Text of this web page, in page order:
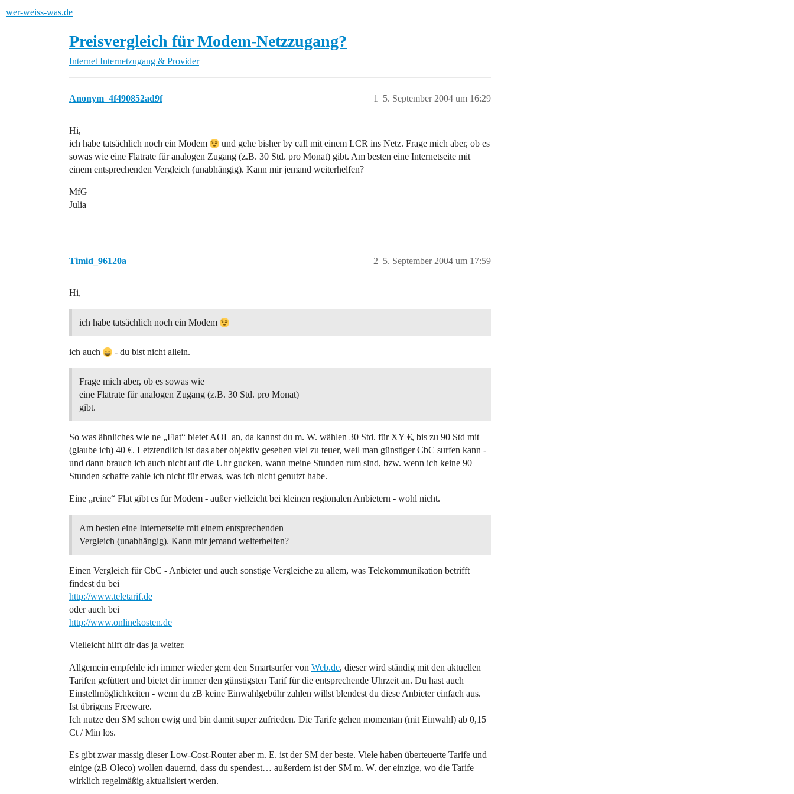
wer-weiss-was.de
Preisvergleich für Modem-Netzzugang?
Internet Internetzugang & Provider
Anonym_4f490852ad9f 5. September 2004 um 16:29
1
Hi,
ich habe tatsächlich noch ein Modem
und gehe bisher by call mit einem LCR ins Netz. Frage mich aber, ob es
sowas wie eine Flatrate für analogen Zugang (z.B. 30 Std. pro Monat) gibt. Am besten eine Internetseite mit
einem entsprechenden Vergleich (unabhängig). Kann mir jemand weiterhelfen?
MfG
Julia
Timid_96120a 5. September 2004 um 17:59
2
Hi,
ich habe tatsächlich noch ein Modem
ich auch - du bist nicht allein.
Frage mich aber, ob es sowas wie
eine Flatrate für analogen Zugang (z.B. 30 Std. pro Monat)
gibt.
So was ähnliches wie ne „Flat“ bietet AOL an, da kannst du m. W. wählen 30 Std. für XY €, bis zu 90 Std mit
(glaube ich) 40 €. Letztendlich ist das aber objektiv gesehen viel zu teuer, weil man günstiger CbC surfen kann -
und dann brauch ich auch nicht auf die Uhr gucken, wann meine Stunden rum sind, bzw. wenn ich keine 90
Stunden schaffe zahle ich nicht für etwas, was ich nicht genutzt habe.
Eine „reine“ Flat gibt es für Modem - außer vielleicht bei kleinen regionalen Anbietern - wohl nicht.
Am besten eine Internetseite mit einem entsprechenden
Vergleich (unabhängig). Kann mir jemand weiterhelfen?
Einen Vergleich für CbC - Anbieter und auch sonstige Vergleiche zu allem, was Telekommunikation betrifft
findest du bei
http://www.teletarif.de
oder auch bei
http://www.onlinekosten.de
Vielleicht hilft dir das ja weiter.
Allgemein empfehle ich immer wieder gern den Smartsurfer von Web.de, dieser wird ständig mit den aktuellen
Tarifen gefüttert und bietet dir immer den günstigsten Tarif für die entsprechende Uhrzeit an. Du hast auch
Einstellmöglichkeiten - wenn du zB keine Einwahlgebühr zahlen willst blendest du diese Anbieter einfach aus.
Ist übrigens Freeware.
Ich nutze den SM schon ewig und bin damit super zufrieden. Die Tarife gehen momentan (mit Einwahl) ab 0,15
Ct / Min los.
Es gibt zwar massig dieser Low-Cost-Router aber m. E. ist der SM der beste. Viele haben überteuerte Tarife und
einige (zB Oleco) wollen dauernd, dass du spendest… außerdem ist der SM m. W. der einzige, wo die Tarife
wirklich regelmäßig aktualisiert werden.